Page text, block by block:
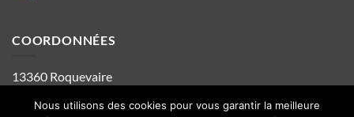
COORDONNÉES
13360 Roquevaire
Tel : 06.63.70.62.44
Mentions legales
Nous utilisons des cookies pour vous garantir la meilleure